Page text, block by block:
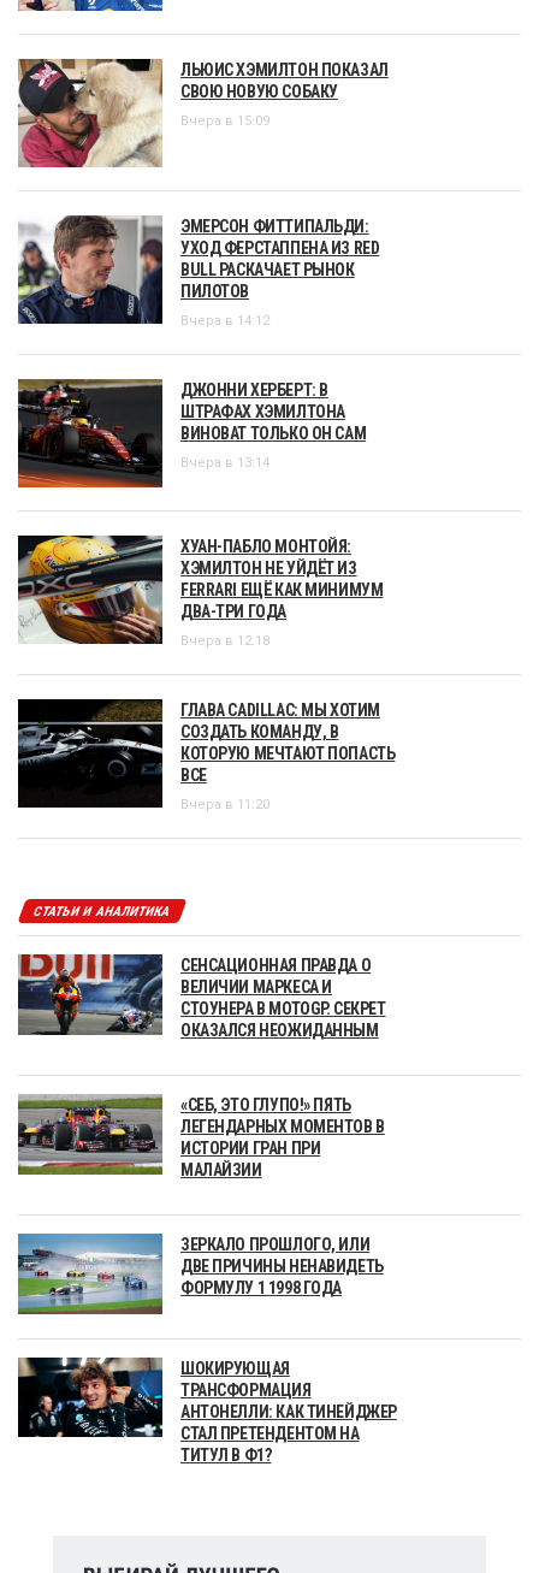
ЛЬЮИС ХЭМИЛТОН ПОКАЗАЛ
СВОЮ НОВУЮ СОБАКУ
Вчера в 15:09
ЭМЕРСОН ФИТТИПАЛЬДИ:
УХОД ФЕРСТАППЕНА ИЗ RED
BULL РАСКАЧАЕТ РЫНОК
ПИЛОТОВ
Вчера в 14:12
ДЖОННИ ХЕРБЕРТ: В
ШТРАФАХ ХЭМИЛТОНА
ВИНОВАТ ТОЛЬКО ОН САМ
Вчера в 13:14
ХУАН-ПАБЛО МОНТОЙЯ:
ХЭМИЛТОН НЕ УЙДЁТ ИЗ
FERRARI ЕЩЁ КАК МИНИМУМ
ДВА-ТРИ ГОДА
Вчера в 12:18
ГЛАВА CADILLAC: МЫ ХОТИМ
СОЗДАТЬ КОМАНДУ, В
КОТОРУЮ МЕЧТАЮТ ПОПАСТЬ
ВСЕ
Вчера в 11:20
СТАТЬИ И АНАЛИТИКА
СЕНСАЦИОННАЯ ПРАВДА О
ВЕЛИЧИИ МАРКЕСА И
СТОУНЕРА В MOTOGP. СЕКРЕТ
ОКАЗАЛСЯ НЕОЖИДАННЫМ
«СЕБ, ЭТО ГЛУПО!» ПЯТЬ
ЛЕГЕНДАРНЫХ МОМЕНТОВ В
ИСТОРИИ ГРАН ПРИ
МАЛАЙЗИИ
ЗЕРКАЛО ПРОШЛОГО, ИЛИ
ДВЕ ПРИЧИНЫ НЕНАВИДЕТЬ
ФОРМУЛУ 1 1998 ГОДА
ШОКИРУЮЩАЯ
ТРАНСФОРМАЦИЯ
АНТОНЕЛЛИ: КАК ТИНЕЙДЖЕР
СТАЛ ПРЕТЕНДЕНТОМ НА
ТИТУЛ В Ф1?